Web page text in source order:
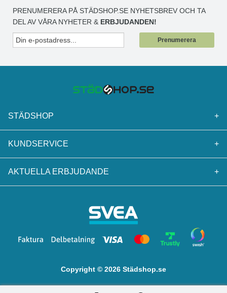
PRENUMERERA PÅ STÄDSHOP.SE NYHETSBREV OCH TA
DEL AV VÅRA NYHETER & ERBJUDANDEN!
Prenumerera
STÄDSHOP +
KUNDSERVICE +
AKTUELLA ERBJUDANDE +
Copyright © 2026 Städshop.se